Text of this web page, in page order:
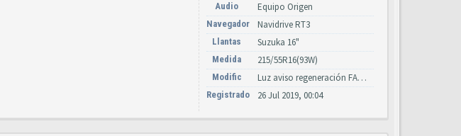
Audio Equipo Origen
Navegador Navidrive RT3
Llantas Suzuka 16"
Medida 215/55R16(93W)
Modific Luz aviso regeneración FAB, asiento cuero Negro, cámar estacionamiento
Registrado 26 Jul 2019, 00:04